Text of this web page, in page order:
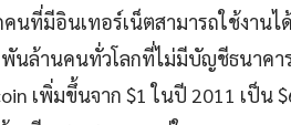
นที่มีอินเทอร์เน็ตสามารถใช้งาน
พันล้านคนทั่วโลกที่ไม่มีบัญชีธนาคา
เพิ่มขึ้นจาก $1 ในปี 2011 เป็น